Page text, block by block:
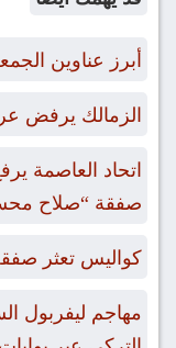
أبرز عناوين الجمعة 8 أغسطس
الزمالك يرفض
اتحاد العاصمة
صفقة “صلاح
كواليس تعثر
مهاجم ليفربول